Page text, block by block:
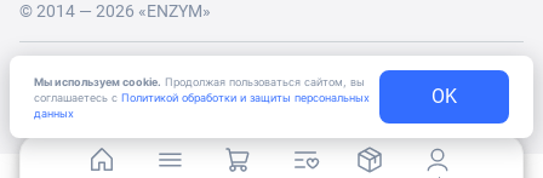
Мы используем cookie. Продолжая пользоваться сайтом, вы
соглашаетесь с Политикой обработки и защиты персональных
данных
OK
© 2014 — 2026 «ENZYM»
на получение рекламно-информационных
материалов